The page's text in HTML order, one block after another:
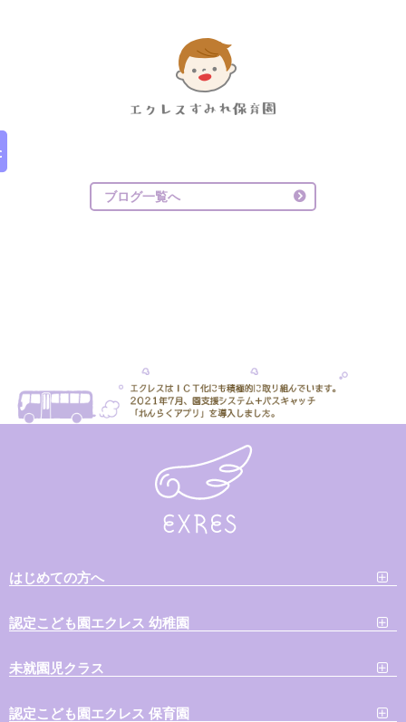
ブログ一覧へ
はじめての方へ
認定こども園エクレス 幼稚園
未就園児クラス
認定こども園エクレス 保育園